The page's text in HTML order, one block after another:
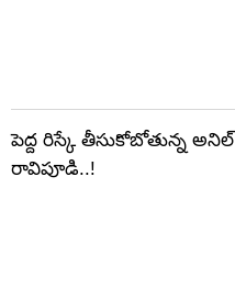
పెద్ద రిస్కే తీసుకోబోతున్న అనిల్
రావిపూడి..!